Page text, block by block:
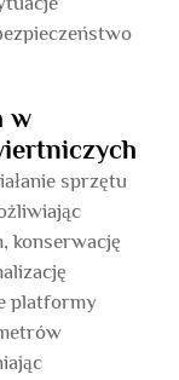
w
sprzętu
konserwację
platformy